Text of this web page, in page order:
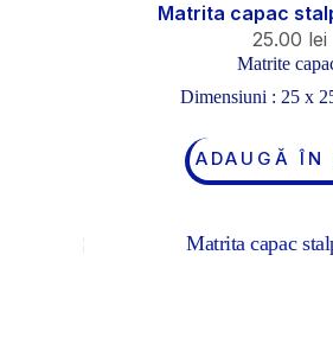
Matrita capac
25.00 lei
Matrite
Dimensiuni : 25 x
ADAUGĂ ÎN